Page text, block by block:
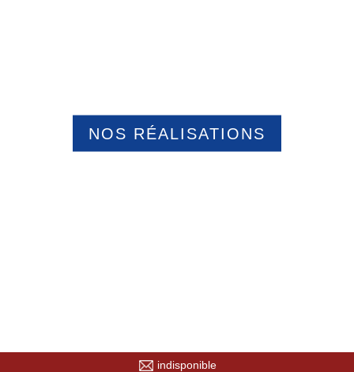
NOS RÉALISATIONS
indisponible